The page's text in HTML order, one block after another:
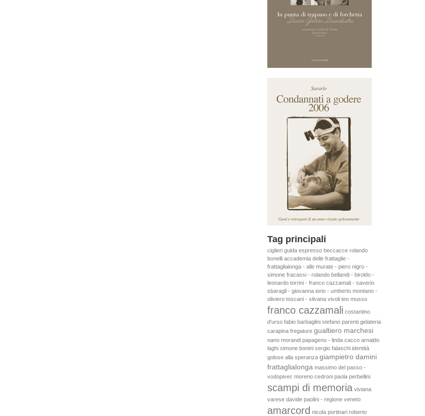
Tag principali
ciglieri guida espresso beccacce rolando
bonelli accademia delle frattaglie -
frattaglialonga - alle murate - piero nigro -
simone fracassi - rolando bellandi - biroldo -
leonardo torrini - franco cazzamali - saverio
sbaragli - giovanna iorio - umberto montano -
oliviero toscani - silvana vivoli teo musso
franco cazzamali costantino
d'urso fabio barbaglini stefano parenti gelateria
carapina fregature gualtiero marchesi
nano morandi papageno - linda cacco arnaldo
laghi simone bonini sergio falaschi identità
golose alla speranza giampietro damini
frattaglialonga massimo del passo -
vodopivec moreno cedroni paola perbellini
scampi di memoria viviana
varese davide paolini - regione veneto
amarcord nicola portinari roberto